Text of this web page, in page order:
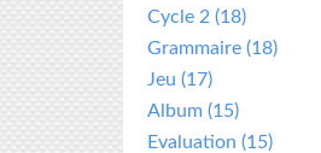
Cycle 2 (18)
Grammaire (18)
Jeu (17)
Album (15)
Evaluation (15)